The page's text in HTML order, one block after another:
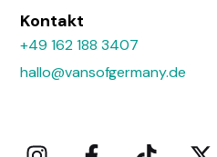
Kontakt
+49 162 188 3407
hallo@vansofgermany.de